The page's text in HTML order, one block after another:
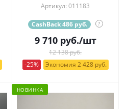
Артикул: 011183
CashBack 486 руб. ?
9 710руб./шт
12 138 руб.
-25%
Экономия 2 428 руб.
НОВИНКА